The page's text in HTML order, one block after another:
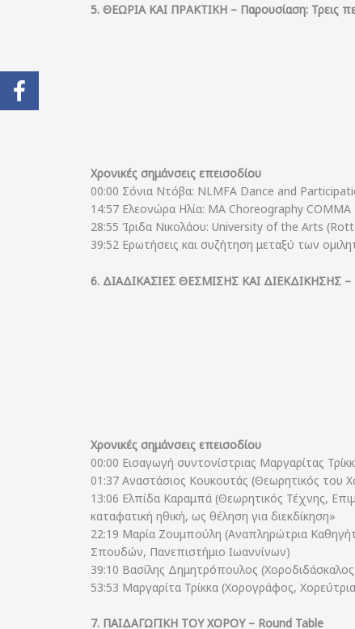
5. ΘΕΩΡΙΑ ΚΑΙ ΠΡΑΚΤΙΚΗ – Παρουσίαση: Τρεις
Χρονικές σημάνσεις επεισοδίου
00:00 Σόνια Ντόβα: NLMFA Dance and
14:57 Ελεονώρα Ηλία: MA Choreography
28:55 Ίριδα Νικολάου: University of the Arts
39:52 Ερωτήσεις και συζήτηση μεταξύ των
6. ΔΙΑΔΙΚΑΣΙΕΣ ΘΕΣΜΙΣΗΣ ΚΑΙ ΔΙΕΚΔΙΚΗΣΗΣ –
Χρονικές σημάνσεις επεισοδίου
00:00 Εισαγωγή συντονίστριας Μαργαρίτας
01:37 Αναστάσιος Κουκουτάς (Θεωρητικός
13:06 Ελπίδα Καραμπά (Θεωρητικός Τέχνης,
καταφατική ηθική, ως θέληση για διεκδίκηση»
22:19 Μαρία Ζουμπούλη (Αναπληρώτρια
Σπουδών, Πανεπιστήμιο Ιωαννίνων)
39:10 Βασίλης Δημητρόπουλος
53:53 Μαργαρίτα Τρίκκα (Χορογράφος,
7. ΠΑΙΔΑΓΩΓΙΚΗ ΤΟΥ ΧΟΡΟΥ – Round Table